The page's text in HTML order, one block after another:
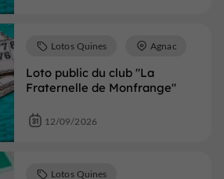
Loto public du club "La
Fraternelle de Monfrange"
Lotos Quines Agnac
12/09/2026
Lotos Quines